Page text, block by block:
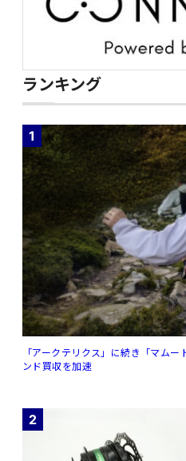
ランキング
1
「アークテリクス」に続き「マム
ンド買収を加速
2